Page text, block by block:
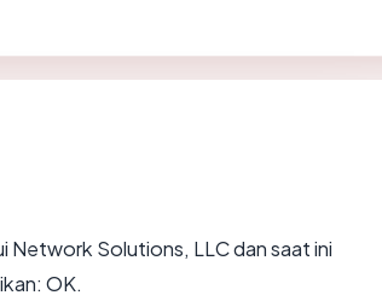
Network Solutions, LLC dan saat ini
OK.